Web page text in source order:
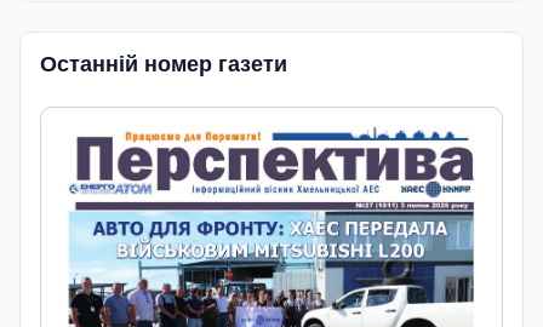
Останній номер газети